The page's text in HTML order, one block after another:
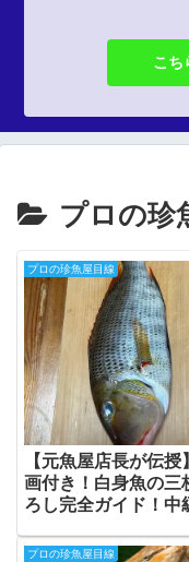
こち
プロの珍
プロの珍魚屋目線
【元魚屋店長が伝授
画付き！白身魚の三
ろし完全ガイド！中
プロの技
プロの珍魚屋目線